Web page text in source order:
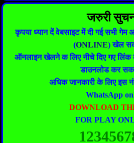
जरुरी
कृपया ध्यान दें वेबसाइट में दी गई सभी
(ONLINE) खेल
ऑनलाइन खेलने क लिए नीचे दिए गए
डाउनलोड कर
अधिक जानकारी के लिए इस
WhatsApp
DOWNLOAD
FOR PLAY